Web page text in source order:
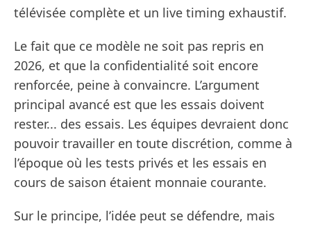
télévisée complète et un live timing exhaustif.
Le fait que ce modèle ne soit pas repris en
2026, et que la confidentialité soit encore
renforcée, peine à convaincre. L’argument
principal avancé est que les essais doivent
rester... des essais. Les équipes devraient donc
pouvoir travailler en toute discrétion, comme à
l’époque où les tests privés et les essais en
cours de saison étaient monnaie courante.
Sur le principe, l’idée peut se défendre, mais